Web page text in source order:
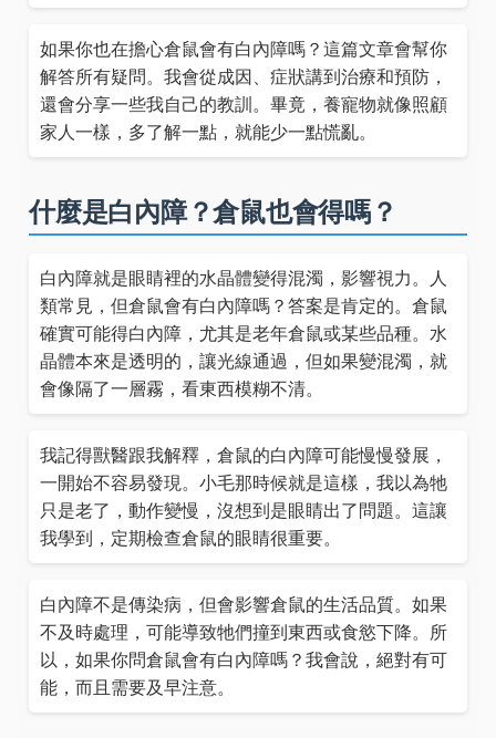
如果你也在擔心倉鼠會有白內障嗎？這篇文章會幫你
解答所有疑問。我會從成因、症狀講到治療和預防，
還會分享一些我自己的教訓。畢竟，養寵物就像照顧
家人一樣，多了解一點，就能少一點慌亂。
什麼是白內障？倉鼠也會得嗎？
白內障就是眼睛裡的水晶體變得混濁，影響視力。人
類常見，但倉鼠會有白內障嗎？答案是肯定的。倉鼠
確實可能得白內障，尤其是老年倉鼠或某些品種。水
晶體本來是透明的，讓光線通過，但如果變混濁，就
會像隔了一層霧，看東西模糊不清。
我記得獸醫跟我解釋，倉鼠的白內障可能慢慢發展，
一開始不容易發現。小毛那時候就是這樣，我以為牠
只是老了，動作變慢，沒想到是眼睛出了問題。這讓
我學到，定期檢查倉鼠的眼睛很重要。
白內障不是傳染病，但會影響倉鼠的生活品質。如果
不及時處理，可能導致牠們撞到東西或食慾下降。所
以，如果你問倉鼠會有白內障嗎？我會說，絕對有可
能，而且需要及早注意。